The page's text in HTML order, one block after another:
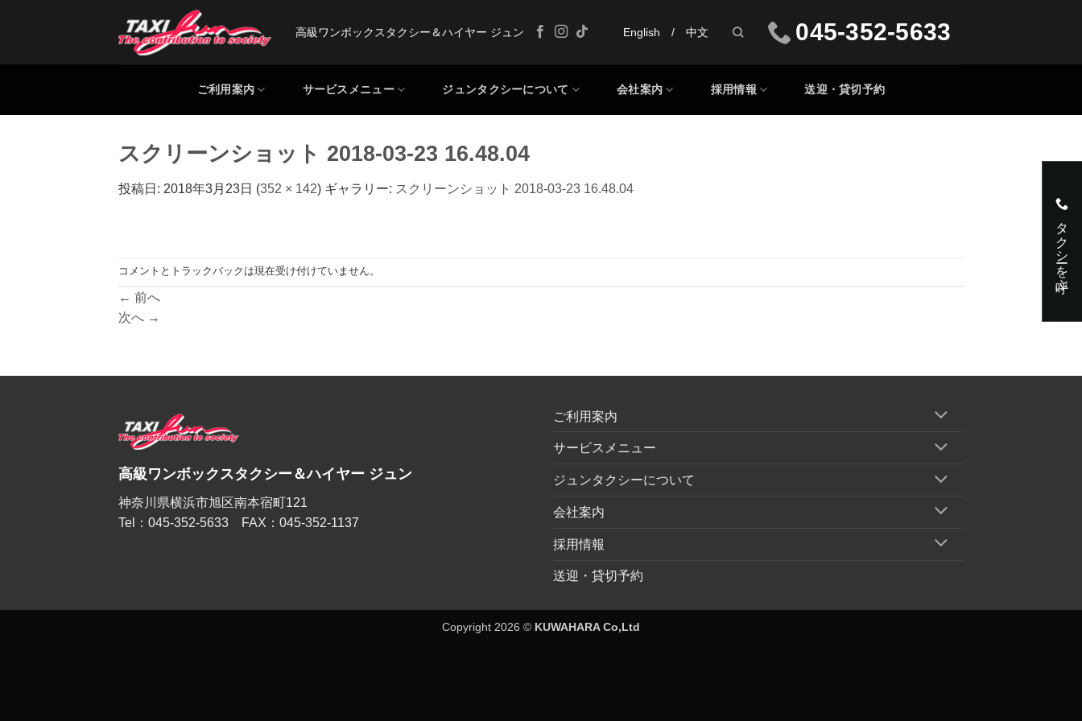
高級ワンボックスタクシー＆ハイヤー ジュン English / 中文 045-352-5633
ご利用案内 サービスメニュー ジュンタクシーについて 会社案内 採用情報 送迎・貸切予約
スクリーンショット 2018-03-23 16.48.04
投稿日: 2018年3月23日 (352 × 142) ギャラリー: スクリーンショット 2018-03-23 16.48.04
コメントとトラックバックは現在受け付けていません。
← 前へ
次へ →
タクシーを呼ぶ
高級ワンボックスタクシー＆ハイヤー ジュン
神奈川県横浜市旭区南本宿町121
Tel：045-352-5633 FAX：045-352-1137
ご利用案内
サービスメニュー
ジュンタクシーについて
会社案内
採用情報
送迎・貸切予約
Copyright 2026 © KUWAHARA Co,Ltd